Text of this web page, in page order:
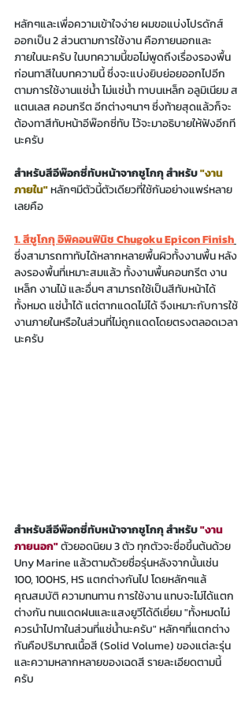
หลักๆและเพื่อความเข้าใจง่าย ผมขอแบ่งโปรดักส์
ออกเป็น 2 ส่วนตามการใช้งาน คือภายนอกและ
ภายในนะครับ ในบทความนี้ขอไม่พูดถึงเรื่องรองพื้น
ก่อนทาสีในบทความนี้ ซึ่งจะแบ่งยิบย่อยออกไปอีก
ตามการใช้งานแช่น้ำ ไม่แช่น้ำ ทาบนเหล็ก อลูมิเนียม ส
แตนเลส คอนกรีต อีกต่างๆนาๆ ซึ่งท้ายสุดแล้วก็จะ
ต้องทาสีทับหน้าอีพ๊อกซี่ทับ ไว้จะมาอธิบายให้ฟังอีกที
นะครับ
สำหรับสีอีพ๊อกซี่ทับหน้าจากชูโกกุ สำหรับ "งาน
ภายใน" หลักๆมีตัวนี้ตัวเดียวที่ใช้กันอย่างแพร่หลาย
เลยคือ
1. สีชูโกกุ อิพิคอนฟินิช Chugoku Epicon Finish
ซึ่งสามารถทาทับได้หลากหลายพื้นผิวทั้งงานพื้น หลัง
ลงรองพื้นที่เหมาะสมแล้ว ทั้งงานพื้นคอนกรีต งาน
เหล็ก งานไม้ และอื่นๆ สามารถใช้เป็นสีทับหน้าได้
ทั้งหมด แช่น้ำได้ แต่ตากแดดไม่ได้ จึงเหมาะกับการใช้
งานภายในหรือในส่วนที่ไม่ถูกแดดโดยตรงตลอดเวลา
นะครับ
สำหรับสีอีพ๊อกซี่ทับหน้าจากชูโกกุ สำหรับ "งาน
ภายนอก" ตัวยอดนิยม 3 ตัว ทุกตัวจะชื่อขึ้นต้นด้วย
Uny Marine แล้วตามด้วยชื่อรุ่นหลังจากนั้นเช่น
100, 100HS, HS แตกต่างกันไป โดยหลักๆแล้
คุณสมบัติ ความทนทาน การใช้งาน แทบจะไม่ได้แตก
ต่างกัน ทนแดดฝนและแสงยูวีได้ดีเยี่ยม "ทั้งหมดไม่
ควรนำไปทาในส่วนที่แช่น้ำนะครับ" หลักๆที่แตกต่าง
กันคือปริมาณเนื้อสี (Solid Volume) ของแต่ละรุ่น
และความหลากหลายของเฉดสี รายละเอียดตามนี้
ครับ